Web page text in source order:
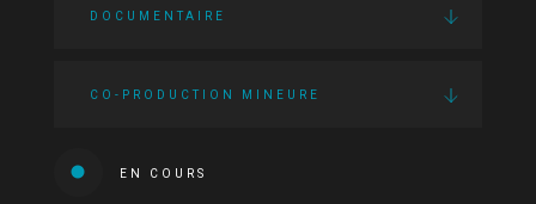
DOCUMENTAIRE
CO-PRODUCTION MINEURE
EN COURS